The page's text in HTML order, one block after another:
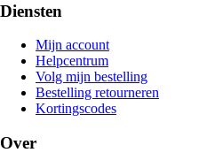
Diensten
Mijn account
Helpcentrum
Volg mijn bestelling
Bestelling retourneren
Kortingscodes
Over